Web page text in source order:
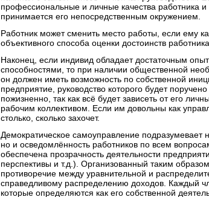
профессиональные и личные качества работника
принимается его непосредственным окружением.
Работник может сменить место работы, если ему
объективного способа оценки достоинств
Наконец, если индивид обладает достаточным
способностями, то при наличии общественной
он должен иметь возможность по собственной
предприятие, руководство которого будет
пожизненно, так как всё будет зависеть от его
рабочим коллективом. Если им довольны как
столько, сколько захочет.
Демократическое самоуправление подразумевает
но и осведомлённость работников по всем
обеспечена прозрачность деятельности
перспективы и т.д.). Организованный таким
противоречие между уравнительной и
справедливому распределению доходов. Каждый
которые определяются как его собственной